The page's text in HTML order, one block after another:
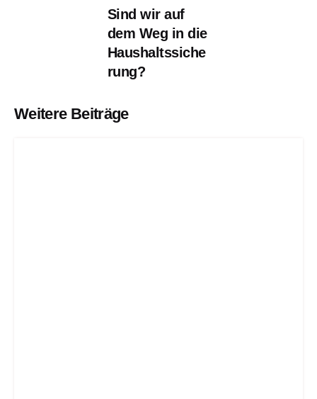
Sind wir auf
dem Weg in die
Haushaltssiche
rung?
Weitere Beiträge